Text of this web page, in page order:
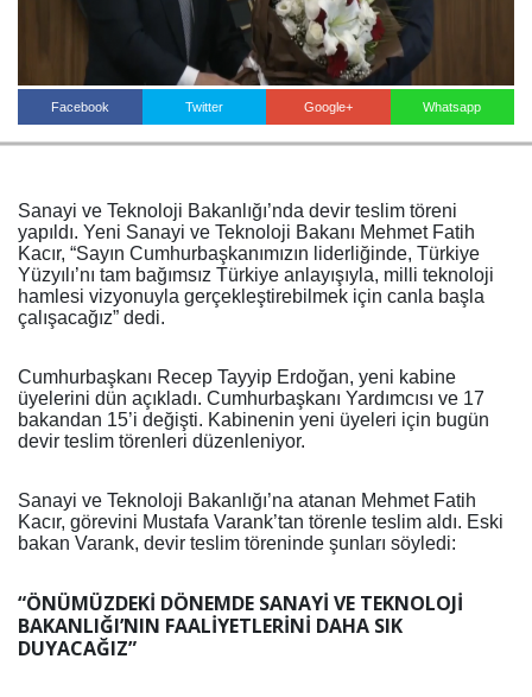
Facebook Twitter Google+ Whatsapp
Sanayi ve Teknoloji Bakanlığı’nda devir teslim töreni
yapıldı. Yeni Sanayi ve Teknoloji Bakanı Mehmet Fatih
Kacır, “Sayın Cumhurbaşkanımızın liderliğinde, Türkiye
Yüzyılı’nı tam bağımsız Türkiye anlayışıyla, milli teknoloji
hamlesi vizyonuyla gerçekleştirebilmek için canla başla
çalışacağız” dedi.
Cumhurbaşkanı Recep Tayyip Erdoğan, yeni kabine
üyelerini dün açıkladı. Cumhurbaşkanı Yardımcısı ve 17
bakandan 15’i değişti. Kabinenin yeni üyeleri için bugün
devir teslim törenleri düzenleniyor.
Sanayi ve Teknoloji Bakanlığı’na atanan Mehmet Fatih
Kacır, görevini Mustafa Varank’tan törenle teslim aldı. Eski
bakan Varank, devir teslim töreninde şunları söyledi:
“ÖNÜMÜZDEKİ DÖNEMDE SANAYİ VE TEKNOLOJİ
BAKANLIĞI’NIN FAALİYETLERİNİ DAHA SIK
DUYACAĞIZ”